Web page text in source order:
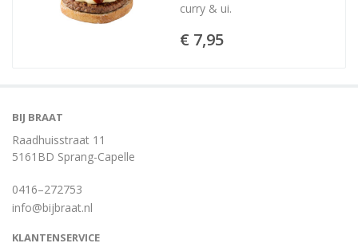
curry & ui.
€ 7,95
BIJ BRAAT
Raadhuisstraat 11
5161BD Sprang-Capelle
0416–272753
info@bijbraat.nl
KLANTENSERVICE